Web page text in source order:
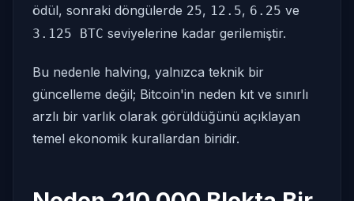
ödül, sonraki döngülerde 25, 12.5, 6.25 ve
3.125 BTC seviyelerine kadar gerilemiştir.
Bu nedenle halving, yalnızca teknik bir
güncelleme değil; Bitcoin'in neden kıt ve sınırlı
arzlı bir varlık olarak görüldüğünü açıklayan
temel ekonomik kurallardan biridir.